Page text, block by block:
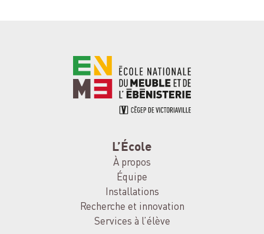
L’École
À propos
Équipe
Installations
Recherche et innovation
Services à l’élève